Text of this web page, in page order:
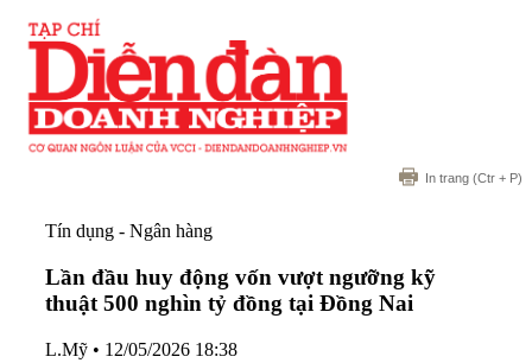
In trang (Ctr + P)
Tín dụng - Ngân hàng
Lần đầu huy động vốn vượt ngưỡng kỹ
thuật 500 nghìn tỷ đồng tại Đồng Nai
L.Mỹ • 12/05/2026 18:38